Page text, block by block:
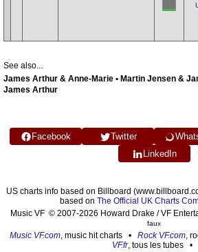
See also...
James Arthur & Anne-Marie • Martin Jensen &
James Arthur
Facebook Twitter
LinkedIn
US charts info based on Billboard
based on The Official UK Charts
Music VF © 2007-2026 Howard Drake / VF
faux
Music VF.com, music hit charts • Rock VF.com,
VF.fr, tous les tubes •